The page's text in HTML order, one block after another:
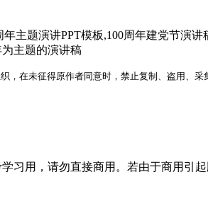
主题演讲PPT模板,100周年建党节演
为主题的演讲稿
在未征得原作者同意时，禁止复制、盗用、
习用，请勿直接商用。若由于商用引